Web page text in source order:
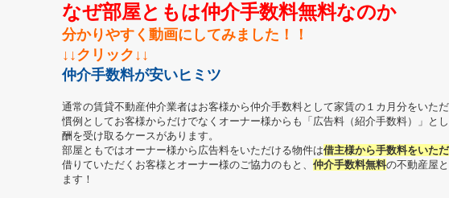
なぜ部屋ともは仲介手数料無料なのか
分かりやすく動画にしてみました！！
↓↓クリック↓↓
仲介手数料が安いヒミツ
通常の賃貸不動産仲介業者はお客様から仲介手数料として家賃の１カ月分をいただ
慣例としてお客様からだけでなくオーナー様からも「広告料（紹介手数料）」と
酬を受け取るケースがあります。
部屋ともではオーナー様から広告料をいただける物件は借主様から手数料をいた
借りていただくお客様とオーナー様のご協力のもと、 仲介手数料無料の不動産屋
ます！